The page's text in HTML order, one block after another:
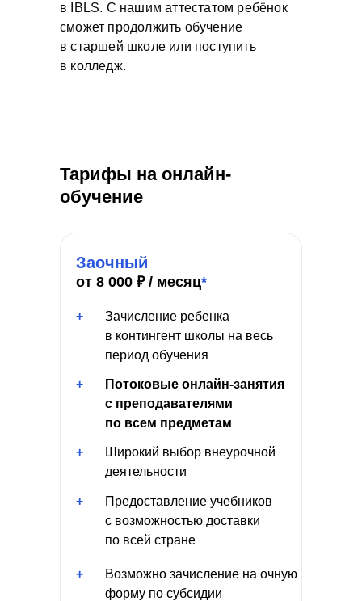
в IBLS. С нашим аттестатом ребёнок
сможет продолжить обучение
в старшей школе или поступить
в колледж.
Тарифы на онлайн-
обучение
Заочный
от 8 000 ₽ / месяц*
+
Зачисление ребенка
в контингент школы на весь
период обучения
+
Потоковые онлайн-занятия
с преподавателями
по всем предметам
+
Широкий выбор внеурочной
деятельности
+
+
Возможно зачисление на очную
форму по субсидии
Предоставление учебников
с возможностью доставки
по всей стране